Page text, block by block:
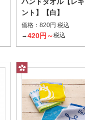
タオル表面にインク
フルカラー昇華
ント】【白】
価格：820円 税込
→420円～税込